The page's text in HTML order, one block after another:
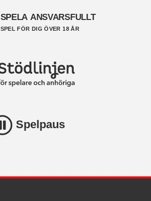
SPELA ANSVARSFULLT
SPEL FÖR DIG ÖVER 18 ÅR
Spelpaus